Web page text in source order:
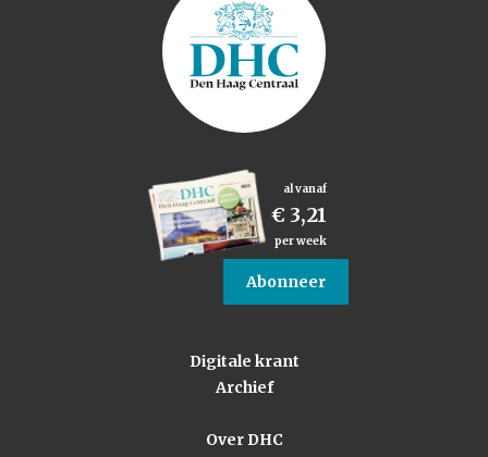
al vanaf
€ 3,21
per week
Abonneer
Digitale krant
Archief
Over DHC